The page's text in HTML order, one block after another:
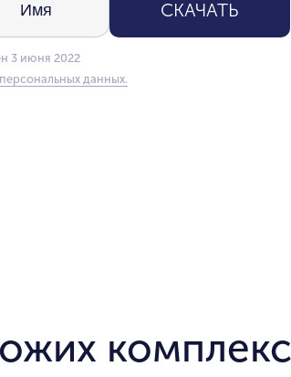
СКАЧАТЬ
3 июня 2022
персональных данных.